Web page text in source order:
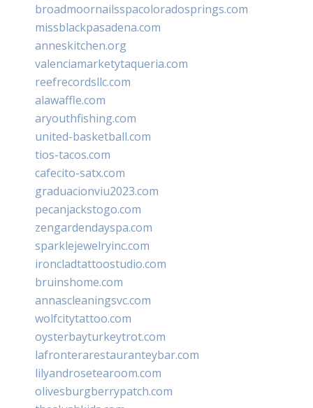
broadmoornailsspacoloradosprings.com
missblackpasadena.com
anneskitchen.org
valenciamarketytaqueria.com
reefrecordsllc.com
alawaffle.com
aryouthfishing.com
united-basketball.com
tios-tacos.com
cafecito-satx.com
graduacionviu2023.com
pecanjackstogo.com
zengardendayspa.com
sparklejewelryinc.com
ironcladtattoostudio.com
bruinshome.com
annascleaningsvc.com
wolfcitytattoo.com
oysterbayturkeytrot.com
lafronterarestauranteybar.com
lilyandrosetearoom.com
olivesburgberrypatch.com